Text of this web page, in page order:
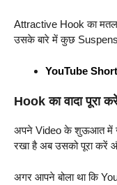
Attractive Hook का
उसके बारे में कुछ
YouTube
Hook का वादा पूरा
अपने Video के शुऊआत में
रखा है अब उसको पूरा करें
अगर आपने बोला था कि